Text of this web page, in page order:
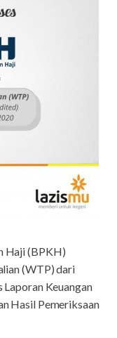
Haji (BPKH)
(WTP) dari
Laporan Keuangan
Hasil Pemeriksaan